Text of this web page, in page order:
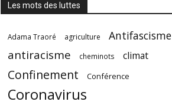
Les mots des luttes
Adama Traoré agriculture Antifascisme
antiracisme cheminots climat
Confinement Conférence
Coronavirus